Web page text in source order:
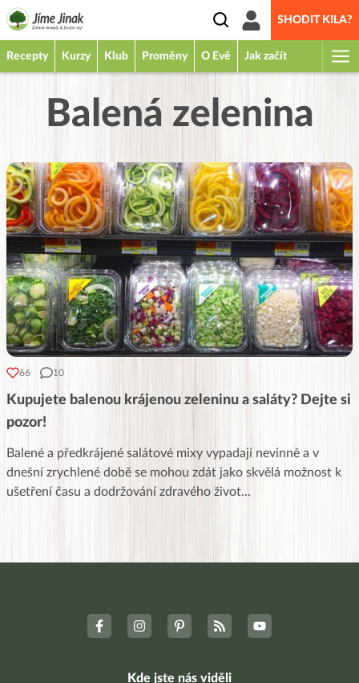
SHODIT KILA?
Recepty Kurzy Klub Proměny O Evě Jak začít
Balená zelenina
66 10
Kupujete balenou krájenou zeleninu a saláty? Dejte si
pozor!
Balené a předkrájené salátové mixy vypadají nevinně a v
dnešní zrychlené době se mohou zdát jako skvělá možnost k
ušetření času a dodržování zdravého život...
Kde jste nás viděli